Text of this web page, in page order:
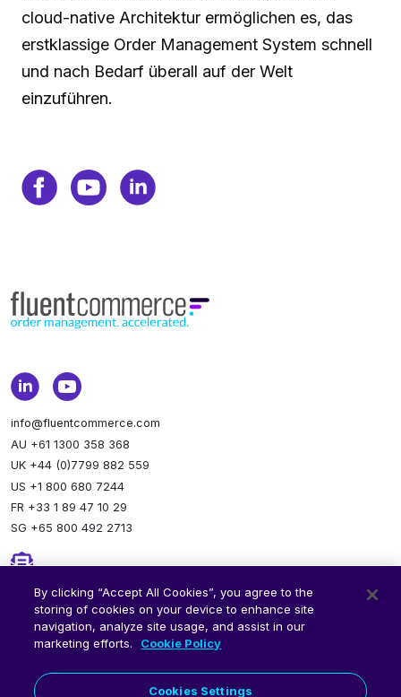
cloud-native Architektur ermöglichen es, das
erstklassige Order Management System schnell
und nach Bedarf überall auf der Welt
einzuführen.
info@fluentcommerce.com
AU +61 1300 358 368
UK +44 (0)7799 882 559
US +1 800 680 7244
FR +33 1 89 47 10 29
SG +65 800 492 2713
Newsletter
Stay up to date.Subscribe to our newsletter.
By clicking “Accept All Cookies”, you agree to the
storing of cookies on your device to enhance site
navigation, analyze site usage, and assist in our
marketing efforts.
Cookie Policy
Cookies Settings